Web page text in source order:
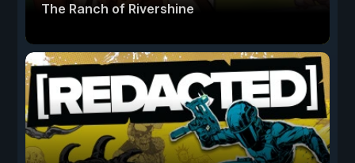
The Ranch of Rivershine